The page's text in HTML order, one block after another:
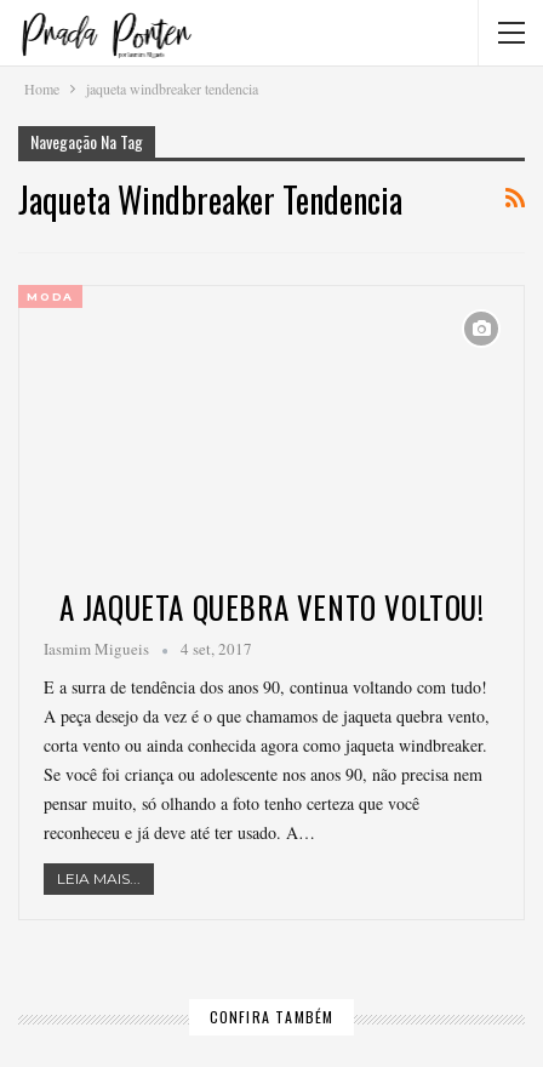
Home jaqueta windbreaker tendencia
Navegação Na Tag
Jaqueta Windbreaker Tendencia
MODA
A JAQUETA QUEBRA VENTO VOLTOU!
Iasmim Migueis 4 set, 2017
E a surra de tendência dos anos 90, continua voltando com tudo!
A peça desejo da vez é o que chamamos de jaqueta quebra vento,
corta vento ou ainda conhecida agora como jaqueta windbreaker.
Se você foi criança ou adolescente nos anos 90, não precisa nem
pensar muito, só olhando a foto tenho certeza que você
reconheceu e já deve até ter usado. A…
LEIA MAIS...
CONFIRA TAMBÉM